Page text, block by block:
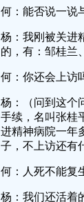
何：能否说一说
杨：我刚被关进
的，有：邹桂兰
何：你还会上访
杨：（问到这个
手续，名叫张桂
进精神病院一年
子，不上访还有
何：人死不能复
杨：我们还活着